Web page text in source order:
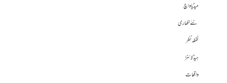
میڈیا واچ
نئے لکھاری
نقطہ نظر
ہیڈلائنز
واقعات